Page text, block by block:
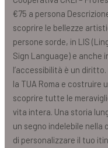
€75 a persona
scoprire le bellezze
persone sorde, in LIS
Sign Language) e anche
l’accessibilità è un
la TUA Roma e costruire
scoprire tutte le
vita intera. Una storia
un segno indelebile nella
di personalizzare il tuo